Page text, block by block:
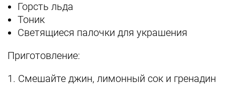
Горсть льда
Тоник
Светящиеся палочки для украшения
Приготовление:
1. Смешайте джин, лимонный сок и гренадин